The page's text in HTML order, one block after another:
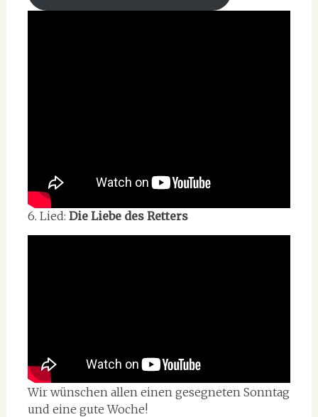
6. Lied: Die Liebe des Retters
Wir wünschen allen einen gesegneten Sonntag
und eine gute Woche!